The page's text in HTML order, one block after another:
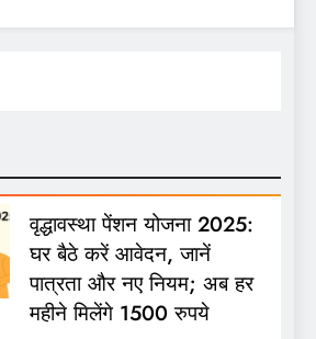
वृद्धावस्था पेंशन योजना 2025:
घर बैठे करें आवेदन, जानें
पात्रता और नए नियम; अब हर
महीने मिलेंगे 1500 रुपये